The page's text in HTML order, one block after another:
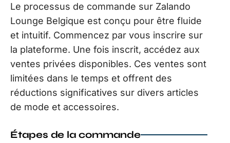
Le processus de commande sur Zalando
Lounge Belgique est conçu pour être fluide
et intuitif. Commencez par vous inscrire sur
la plateforme. Une fois inscrit, accédez aux
ventes privées disponibles. Ces ventes sont
limitées dans le temps et offrent des
réductions significatives sur divers articles
de mode et accessoires.
Étapes de la commande